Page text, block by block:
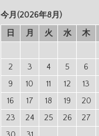
今月(2026年8月)
日
月 火 水 木
2
3 4 5 6
9
10 11 12 13
16
17 18 19 20
23
24 25 26 27